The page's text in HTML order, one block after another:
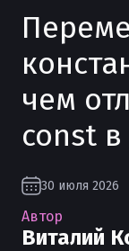
чем
const в
30 июля 2026
Автор
Виталий